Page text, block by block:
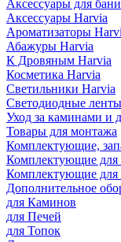
Аксессуары для бани
Аксессуары Harvia
Ароматизаторы
Абажуры Harvia
К Дровяным Harvia
Косметика Harvia
Светильники Harvia
Светодиодные
Уход за каминами и
Товары для монтажа
Комплектующие,
Комплектующие для
Комплектующие
Дополнительное
для Каминов
для Печей
для Топок